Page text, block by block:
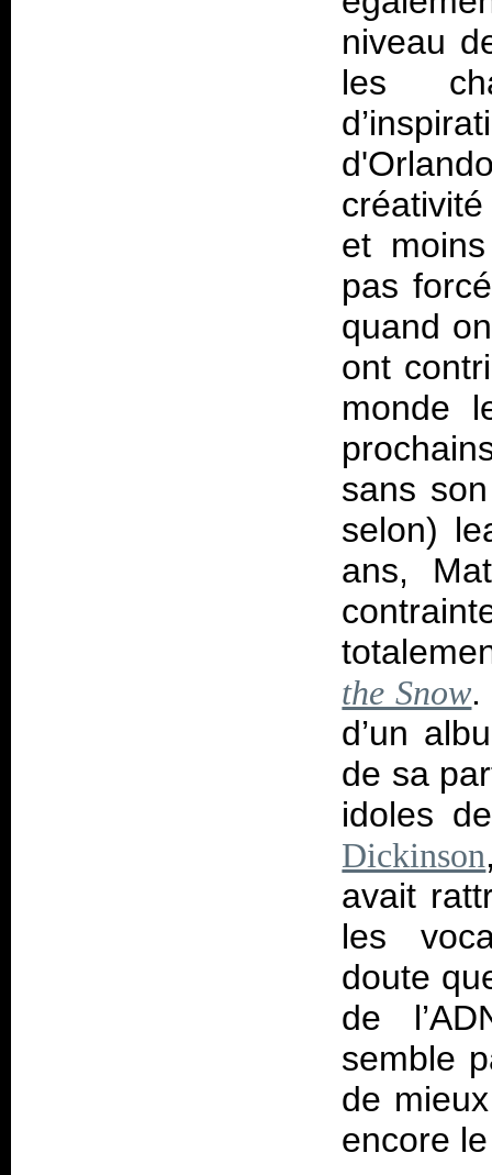
niveau
les
et
pas
quand
ont
monde
sans
selon)
ans,
the Snow.
d’un
de sa
idoles
Dickinson
avait
les
doute
de
semble
de
encore